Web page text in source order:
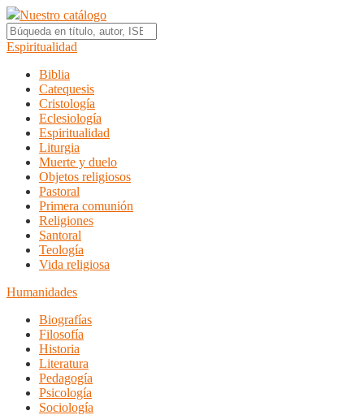
Nuestro catálogo
Espiritualidad
Biblia
Catequesis
Cristología
Eclesiología
Espiritualidad
Liturgia
Muerte y duelo
Objetos religiosos
Pastoral
Primera comunión
Religiones
Santoral
Teología
Vida religiosa
Humanidades
Biografías
Filosofía
Historia
Literatura
Pedagogía
Psicología
Sociología